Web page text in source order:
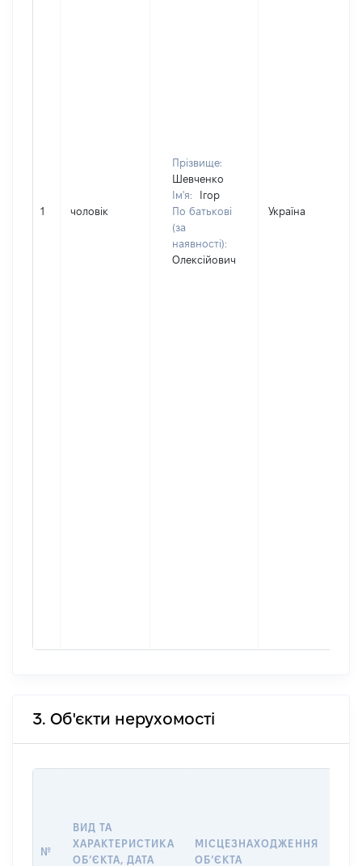
1 чоловік
Прізвище:
Шевченко
Ім'я:
Ігор
По батькові
(за
наявності):
Олексійович
Україна
3. Об'єкти нерухомості
№
ВИД ТА
ХАРАКТЕРИСТИКА
ОБʼЄКТА, ДАТА
МІСЦЕЗНАХОДЖЕННЯ
ОБʼЄКТА